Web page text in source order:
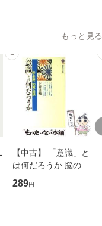
もっと見る
6
【中古】 「意識」と
は何だろうか 脳の来
歴、知覚の錯誤 （講
談社現代新書） / 下条
289円